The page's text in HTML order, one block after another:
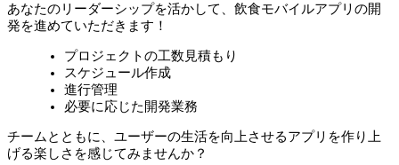
あなたのリーダーシップを活かして、飲食モバイルアプリの開
発を進めていただきます！
プロジェクトの工数見積もり
スケジュール作成
進行管理
必要に応じた開発業務
チームとともに、ユーザーの生活を向上させるアプリを作り上
げる楽しさを感じてみませんか？